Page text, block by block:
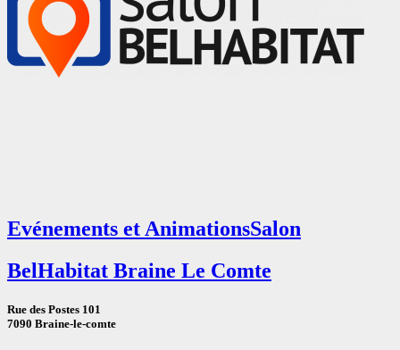
Evénements et AnimationsSalon
BelHabitat Braine Le Comte
Rue des Postes 101
7090 Braine-le-comte